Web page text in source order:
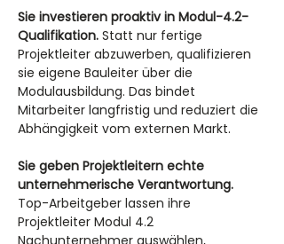
Sie investieren proaktiv in Modul-4.2-
Qualifikation. Statt nur fertige
Projektleiter abzuwerben, qualifizieren
sie eigene Bauleiter über die
Modulausbildung. Das bindet
Mitarbeiter langfristig und reduziert die
Abhängigkeit vom externen Markt.
Sie geben Projektleitern echte
unternehmerische Verantwortung.
Top-Arbeitgeber lassen ihre
Projektleiter Modul 4.2
Nachunternehmer auswählen,